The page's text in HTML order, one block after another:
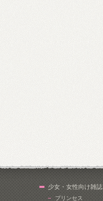
少女・女性向け雑誌
プリンセス